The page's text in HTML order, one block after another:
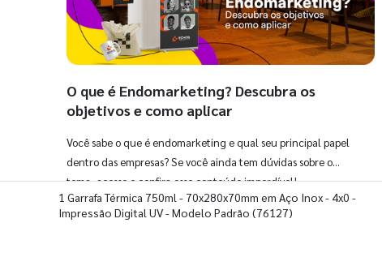
O que é Endomarketing? Descubra os
objetivos e como aplicar
Você sabe o que é endomarketing e qual seu principal papel
dentro das empresas? Se você ainda tem dúvidas sobre o
tema, acesse e confira esse conteúdo imperdível!
1 Garrafa Térmica 750ml - 70x280x70mm em Aço Inox - 4x0 -
Impressão Digital UV - Modelo Padrão (76127)